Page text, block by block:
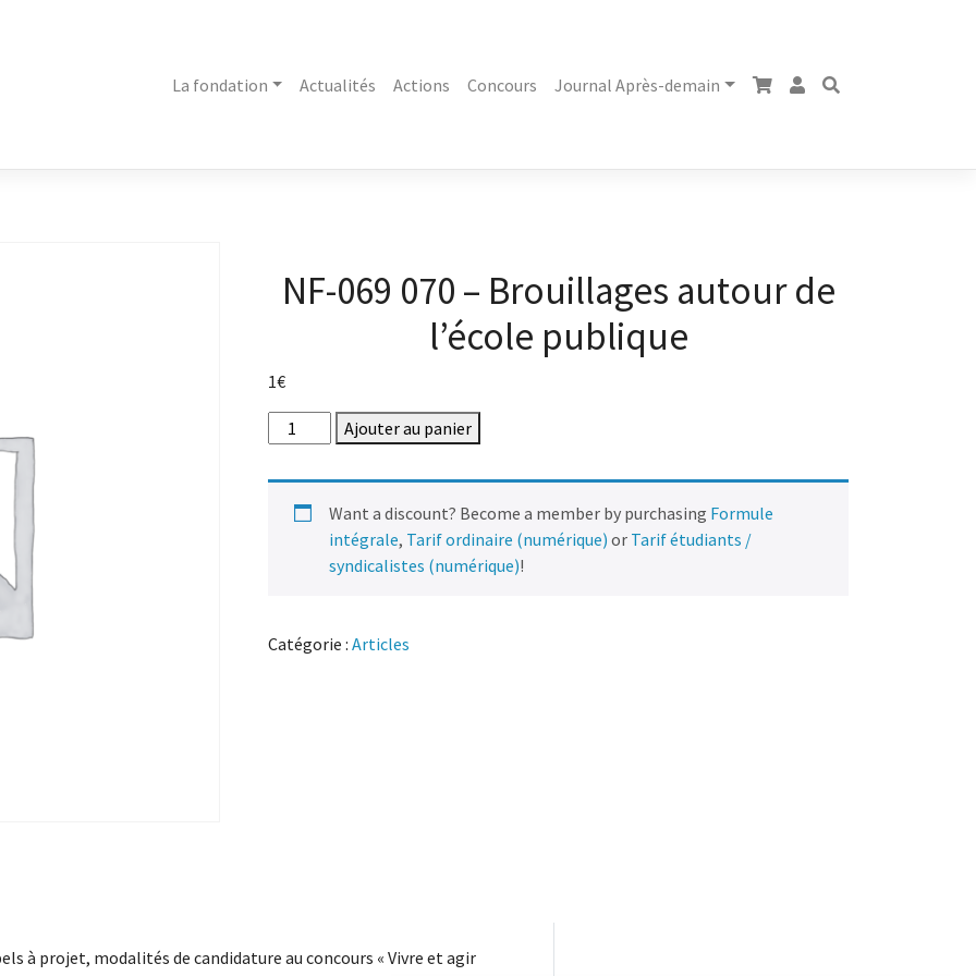
La fondation Actualités Actions Concours Journal Après-demain
NF-069 070 – Brouillages autour de
l’école publique
1€
quantité
de
NF-
Brouillages
de
l’école
Ajouter au panier
Want a discount? Become a member by purchasing Formule
intégrale, Tarif ordinaire (numérique) or Tarif étudiants /
syndicalistes (numérique)!
Catégorie :Articles
à projet, modalités de candidature au concours « Vivre et agir